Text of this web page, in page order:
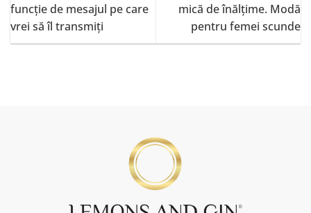
funcție de mesajul pe care
vrei să îl transmiți
mică de înălțime. Modă
pentru femei scunde